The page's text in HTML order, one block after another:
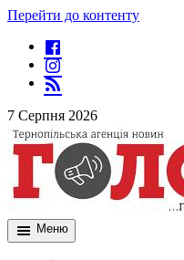
Перейти до контенту
7 Серпня 2026
Меню